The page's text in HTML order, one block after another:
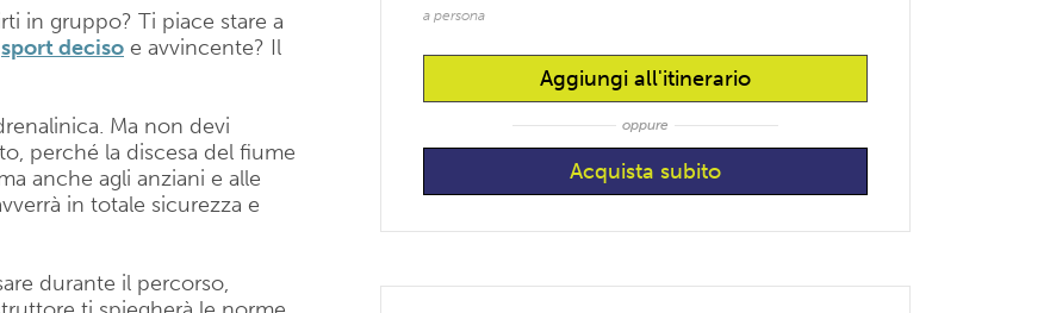
in gruppo? Ti piace stare a
sport deciso e avvincente? Il
Ma non devi
perché la discesa del fiume
anche agli anziani e alle
in totale sicurezza e
durante il percorso,
a persona
Aggiungi all'itinerario
oppure